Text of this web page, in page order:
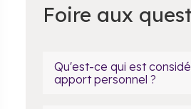
Foire aux
Qu'est-ce qui est
apport personnel ?